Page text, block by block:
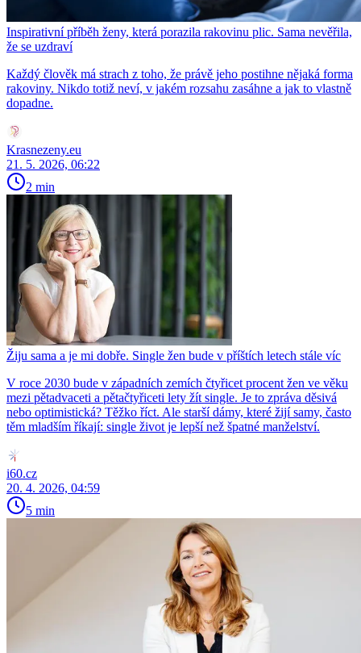
Inspirativní příběh ženy, která porazila rakovinu plic. Sama nevěřila,
že se uzdraví
Každý člověk má strach z toho, že právě jeho postihne nějaká forma
rakoviny. Nikdo totiž neví, v jakém rozsahu zasáhne a jak to vlastně
dopadne.
Krasnezeny.eu
21. 5. 2026, 06:22
2 min
Žiju sama a je mi dobře. Single žen bude v příštích letech stále víc
V roce 2030 bude v západních zemích čtyřicet procent žen ve věku
mezi pětadvaceti a pětačtyřiceti lety žít single. Je to zpráva děsivá
nebo optimistická? Těžko říct. Ale starší dámy, které žijí samy, často
těm mladším říkají: single život je lepší než špatné manželství.
i60.cz
20. 4. 2026, 04:59
5 min